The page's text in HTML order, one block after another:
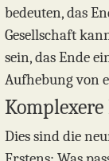
bedeuten, das
Gesellschaft
sein, das Ende
Aufhebung von
Dies sind die